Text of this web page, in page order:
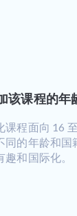
该课程的年
课程面向 16
同的年龄和国
趣和国际化。